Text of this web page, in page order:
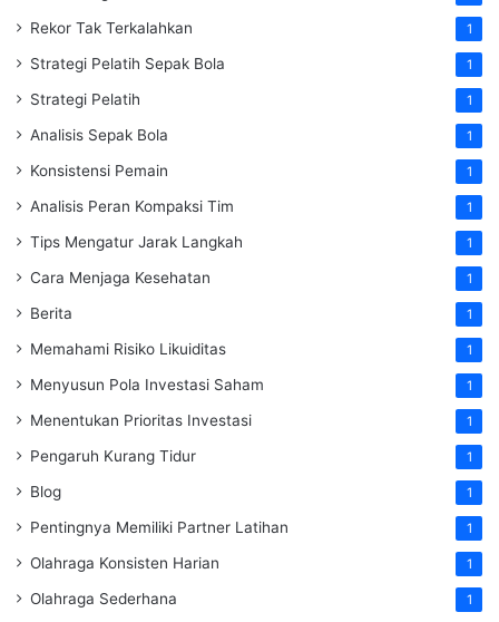
Rekor Tak Terkalahkan 1
Strategi Pelatih Sepak Bola 1
Strategi Pelatih 1
Analisis Sepak Bola 1
Konsistensi Pemain 1
Analisis Peran Kompaksi Tim 1
Tips Mengatur Jarak Langkah 1
Cara Menjaga Kesehatan 1
Berita 1
Memahami Risiko Likuiditas 1
Menyusun Pola Investasi Saham 1
Menentukan Prioritas Investasi 1
Pengaruh Kurang Tidur 1
Blog 1
Pentingnya Memiliki Partner Latihan 1
Olahraga Konsisten Harian 1
Olahraga Sederhana 1